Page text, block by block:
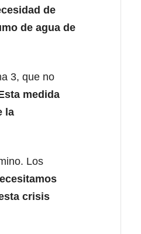
de
de agua de
3, que no
medida
la
Los
crisis